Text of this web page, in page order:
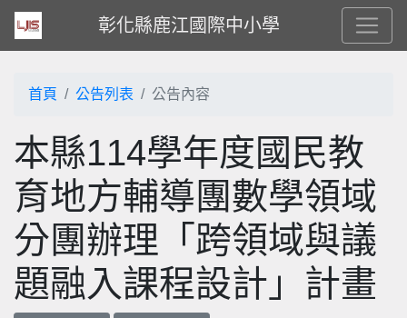
彰化縣鹿江國際中小學
首頁 公告列表 公告內容
本縣114學年度國民教
育地方輔導團數學領域
分團辦理「跨領域與議
題融入課程設計」計畫